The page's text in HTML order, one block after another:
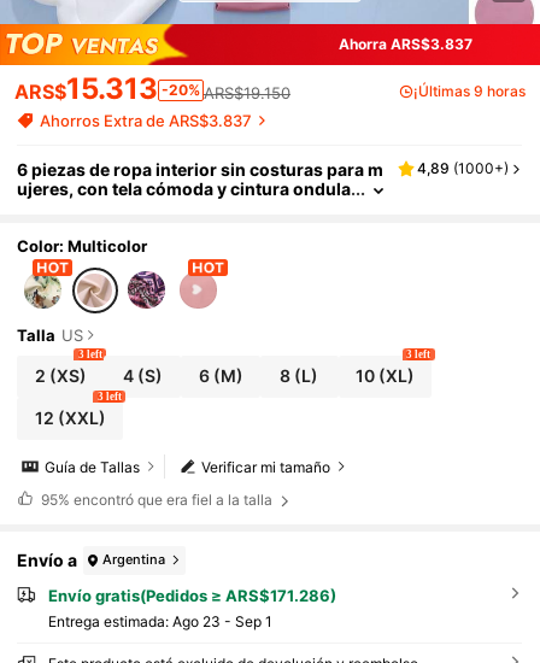
Ahorra ARS$3.837
ARS$15.313 -20% ARS$19.150 ¡Últimas 9 horas
Ahorros Extra de ARS$3.837
6 piezas de ropa interior sin costuras para m
ujeres, con tela cómoda y cintura ondula
4,89 (1000+)
Color: Multicolor
Talla US
2 (XS)
3 left
4(S) 6(M) 8 (L) 10(XL)
3 left
12 (XXL)
3 left
Verificar mi tamaño
Guía de Tallas
95% encontró que era fiel a la talla
Envío a Argentina
Envío gratis(Pedidos ≥ ARS$171.286)
Entrega estimada: Ago 23 - Sep 1